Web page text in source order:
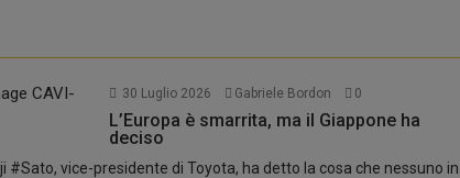
30 Luglio 2026 Gabriele Bordon 0
L’Europa è smarrita, ma il Giappone ha
deciso
vice-presidente di Toyota, ha detto la cosa che nessuno in